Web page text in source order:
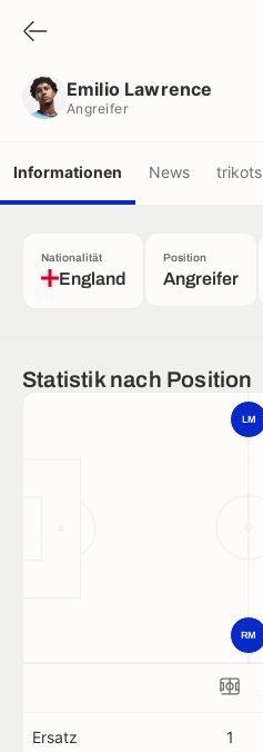
Emilio Lawrence
Angreifer
Informationen News trikots
Nationalität
England
Position
Angreifer
Statistik nach Position
LM
RM
Ersatz 1